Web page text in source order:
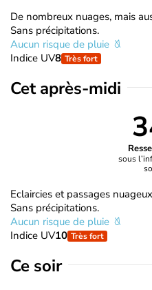
De nombreux nuages, mais
Sans précipitations.
Aucun risque de pluie
Indice UV8 Très fort
Cet après-midi
sous
Eclaircies et passages
Sans précipitations.
Aucun risque de pluie
Indice UV10 Très fort
Ce soir